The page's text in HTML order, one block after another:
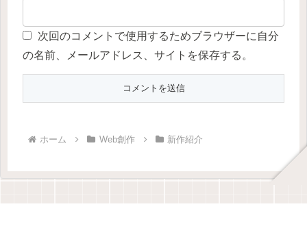
次回のコメントで使用するためブラウザーに自分
の名前、メールアドレス、サイトを保存する。
ホーム Web創作 新作紹介